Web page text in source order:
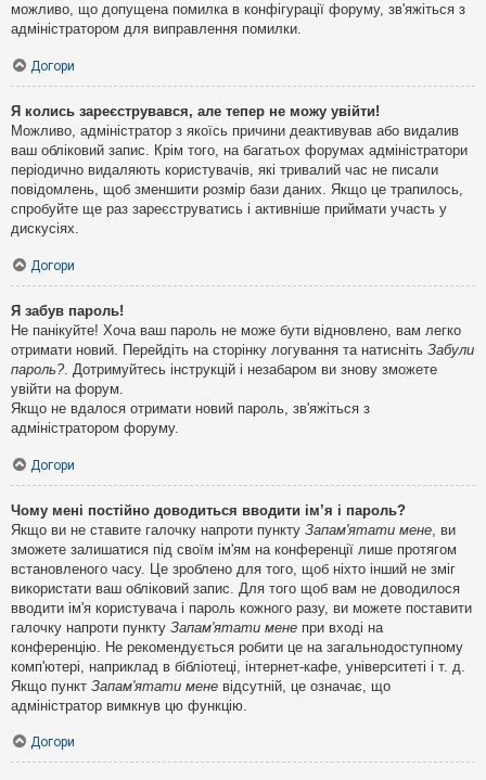
можливо, що допущена помилка в конфігурації форуму, зв'яжіться з
адміністратором для виправлення помилки.
Догори
Я колись зареєструвався, але тепер не можу увійти!
Можливо, адміністратор з якоїсь причини деактивував або видалив
ваш обліковий запис. Крім того, на багатьох форумах адміністратори
періодично видаляють користувачів, які тривалий час не писали
повідомлень, щоб зменшити розмір бази даних. Якщо це трапилось,
спробуйте ще раз зареєструватись і активніше приймати участь у
дискусіях.
Догори
Я забув пароль!
Не панікуйте! Хоча ваш пароль не може бути відновлено, вам легко
отримати новий. Перейдіть на сторінку логування та натисніть Забули
пароль?. Дотримуйтесь інструкцій і незабаром ви знову зможете
увійти на форум.
Якщо не вдалося отримати новий пароль, зв'яжіться з
адміністратором форуму.
Догори
Чому мені постійно доводиться вводити ім’я і пароль?
Якщо ви не ставите галочку напроти пункту Запам'ятати мене , ви
зможете залишатися під своїм ім'ям на конференції лише протягом
встановленого часу. Це зроблено для того, щоб ніхто інший не зміг
використати ваш обліковий запис. Для того щоб вам не доводилося
вводити ім'я користувача і пароль кожного разу, ви можете поставити
галочку напроти пункту Запам'ятати мене при вході на
конференцію. Не рекомендується робити це на загальнодоступному
комп'ютері, наприклад в бібліотеці, інтернет-кафе, університеті і т. д.
Якщо пункт Запам'ятати мене відсутній, це означає, що
адміністратор вимкнув цю функцію.
Догори